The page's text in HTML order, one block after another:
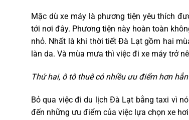
Mặc dù xe máy là phương tiện yêu thích
tới nơi đây. Phương tiện này hoàn toàn
nhỏ. Nhất là khi thời tiết Đà Lạt gồm hai
làn da. Và mùa mưa thì việc đi xe máy trở
Thứ hai, ô tô thuê có nhiều ưu điểm hơn
Bỏ qua việc đi du lịch Đà Lạt bằng taxi vì
đến những ưu điểm của việc lựa chọn xe